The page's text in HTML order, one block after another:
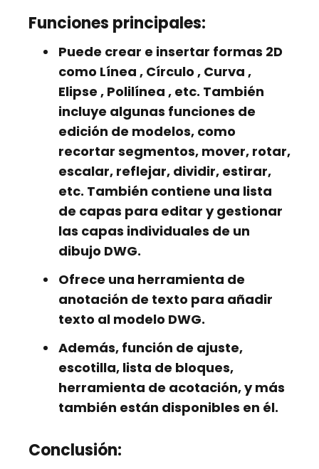
Funciones principales:
Puede crear e insertar formas 2D
como Línea , Círculo , Curva ,
Elipse , Polilínea , etc. También
incluye algunas funciones de
edición de modelos, como
recortar segmentos, mover, rotar,
escalar, reflejar, dividir, estirar,
etc. También contiene una lista
de capas para editar y gestionar
las capas individuales de un
dibujo DWG.
Ofrece una herramienta de
anotación de texto para añadir
texto al modelo DWG.
Además, función de ajuste,
escotilla, lista de bloques,
herramienta de acotación,y más
también están disponibles en él.
Conclusión: